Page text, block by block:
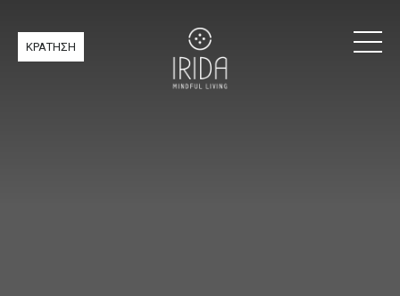
ΚΡΑΤΗΣΗ